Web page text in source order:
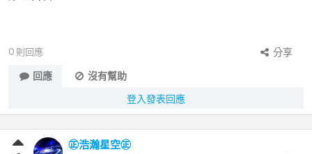
0 則回應
分享
回應
沒有幫助
登入發表回應
㊣浩瀚星空㊣